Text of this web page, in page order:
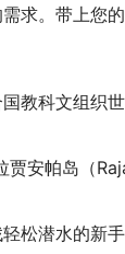
求。带上您
教科文组织
安帕岛（
松潜水的新